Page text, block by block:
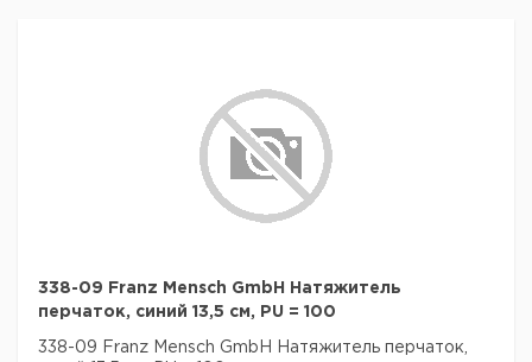
338-09 Franz Mensch GmbH Натяжитель
перчаток, синий 13,5 см, PU = 100
338-09 Franz Mensch GmbH Натяжитель перчаток,